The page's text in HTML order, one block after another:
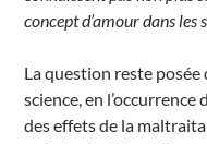
concept d’amour dans les
La question reste
science, en
des effets de la